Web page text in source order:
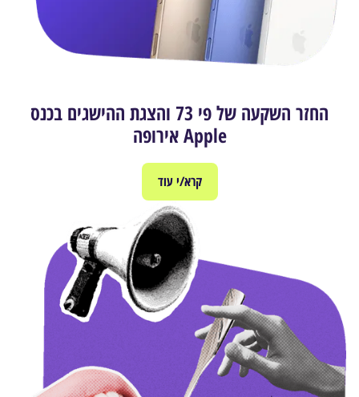
החזר השקעה של פי 73 והצגת ההישגים בכנס
Apple אירופה
קרא/י עוד